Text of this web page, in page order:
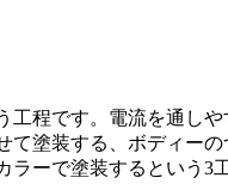
工程です。電流を通し
て塗装する、ボディー
ラーで塗装するという3